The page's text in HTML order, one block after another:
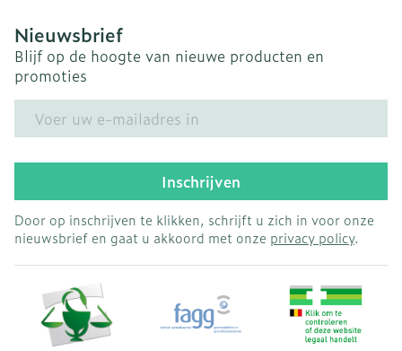
Nieuwsbrief
Blijf op de hoogte van nieuwe producten en
promoties
Inschrijven
Door op inschrijven te klikken, schrijft u zich in voor onze
nieuwsbrief en gaat u akkoord met onze privacy policy.